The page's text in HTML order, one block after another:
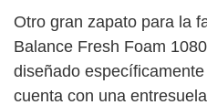
Otro gran zapato para la
Balance Fresh Foam
diseñado
cuenta con una